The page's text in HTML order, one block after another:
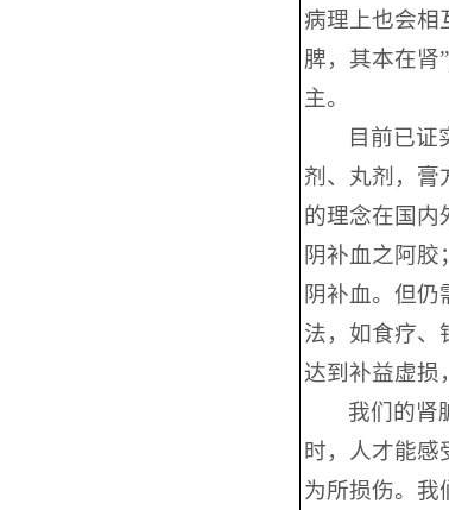
病理上也会相
脾，其本在肾
主。
目前已证
剂、丸剂，膏
的理念在国内
阴补血之阿
阴补血。但
法，如食疗、
达到补益虚损
我们的肾
时，人才能感
为所损伤。我